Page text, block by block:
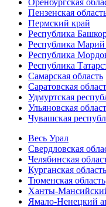
Оренбургская
Пензенская
Пермский край
Республика
Республика
Республика
Республика
Самарская область
Саратовская
Удмуртская
Ульяновская
Чувашская
Весь Урал
Свердловская
Челябинская
Курганская область
Тюменская область
Ханты-
Ямало-Ненецкий